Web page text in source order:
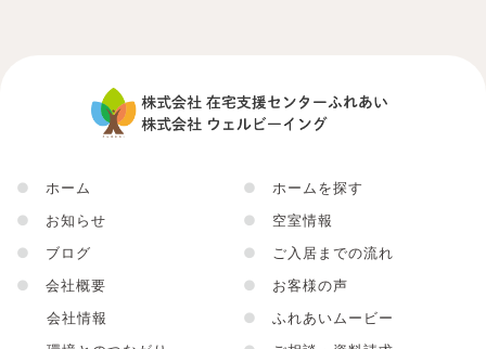
●
ホーム
●
お知らせ
●
ブログ
●
会社概要
会社情報
●
ホームを探す
●
空室情報
●
ご入居までの流れ
●
お客様の声
●
ふれあいムービー